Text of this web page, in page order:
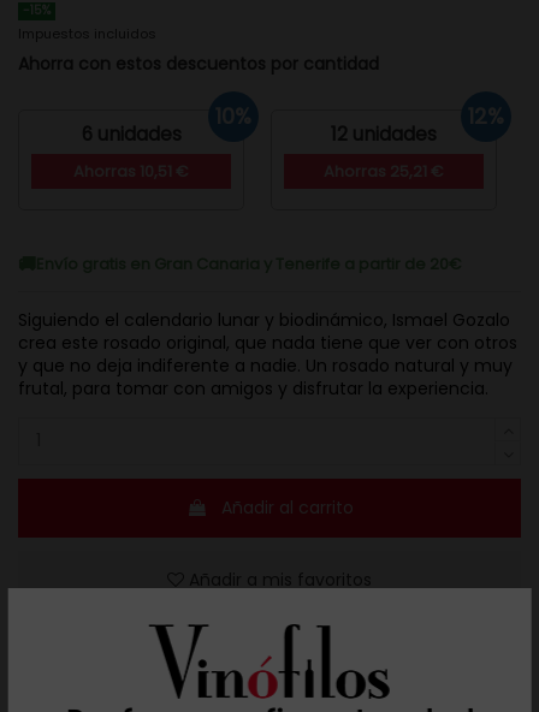
-15%
Impuestos incluidos
Ahorra con estos descuentos por cantidad
6 unidades
10%
12 unidades
12%
Siguiendo el calendario lunar y biodinámico, Ismael Gozalo
crea este rosado original, que nada tiene que ver con otros
y que no deja indiferente a nadie. Un rosado natural y muy
frutal, para tomar con amigos y disfrutar la experiencia.
Añadir al carrito